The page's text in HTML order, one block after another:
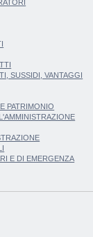
SUSSIDI, VANTAGGI
PATRIMONIO
E DI EMERGENZA